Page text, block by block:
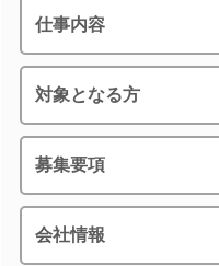
仕事内容
対象となる方
募集要項
会社情報